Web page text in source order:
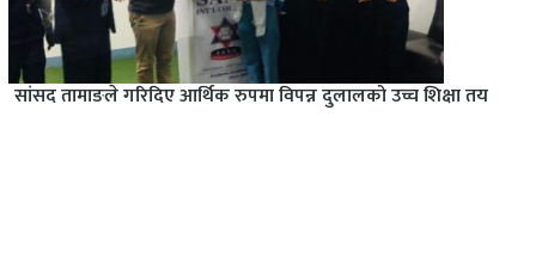
सांसद तामाङले गरिदिए आर्थिक रुपमा विपन्न दुलालको उच्च शिक्षा तय